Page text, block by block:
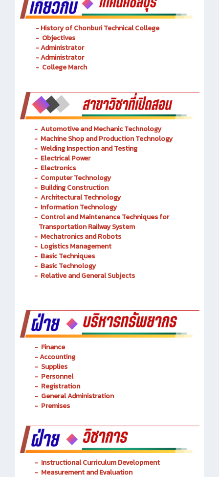
- History of Chonburi Technical College
- Objectives
- Administrator
- Administrator
- College March
- Automotive and MechanicTechnology
- Machine Shop and Production Technology
- Welding Inspection and Testing
- Electrical Power
- Electronics
- Computer Technology
- Building Construction
- Architectural Technology
- Information Technology
- Control and Maintenance Techniques for
Transportation Railway System
- Mechatronics and Robots
- Logistics Management
- Basic Techniques
- Basic Technology
- Relative and General Subjects
- Finance
-Accounting
- Supplies
- Personnel
- Registration
- General Administration
- Premises
- Instructional Curriculum Development
- Measurement and Evaluation